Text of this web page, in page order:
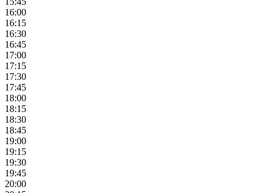
16:00
16:15
16:30
16:45
17:00
17:15
17:30
17:45
18:00
18:15
18:30
18:45
19:00
19:15
19:30
19:45
20:00